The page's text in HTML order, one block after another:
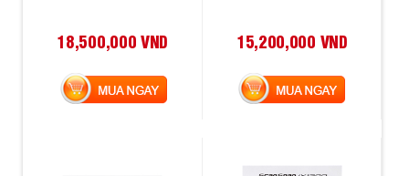
18,500,000 VND
MUA NGAY
15,200,000 VND
MUA NGAY